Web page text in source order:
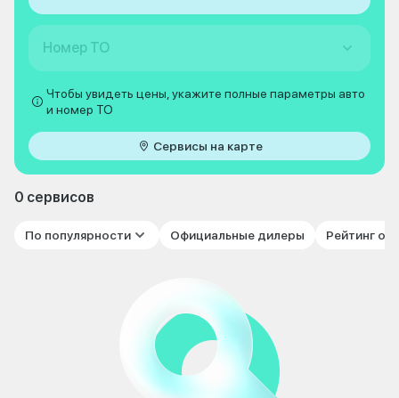
Номер ТО
Чтобы увидеть цены, укажите полные параметры авто
и номер ТО
Сервисы на карте
0 сервисов
По популярности Официальные дилеры Рейтинг